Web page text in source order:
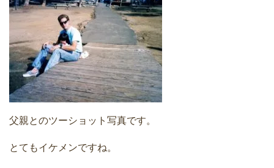
父親とのツーショット写真です。
とてもイケメンですね。